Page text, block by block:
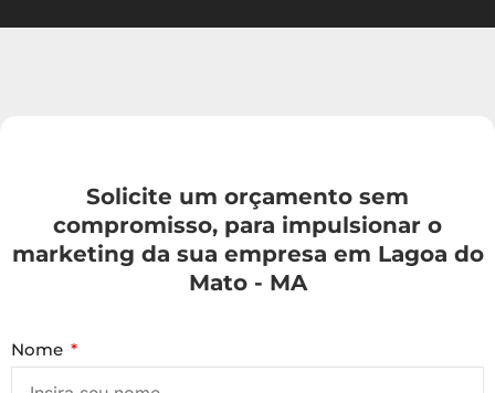
Solicite um orçamento sem
compromisso, para impulsionar o
marketing da sua empresa em Lagoa do
Mato - MA
Nome